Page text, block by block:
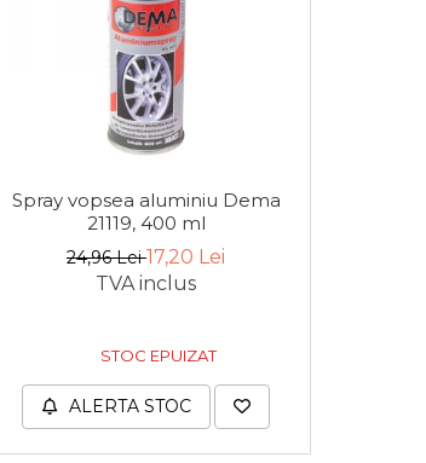
Spray vopsea aluminiu Dema
21119, 400 ml
24,96 Lei17,20 Lei
TVA inclus
STOC EPUIZAT
ALERTA STOC